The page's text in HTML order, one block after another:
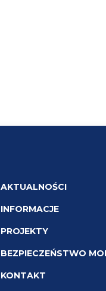
AKTUALNOŚCI
INFORMACJE
PROJEKTY
BEZPIECZEŃSTWO
KONTAKT